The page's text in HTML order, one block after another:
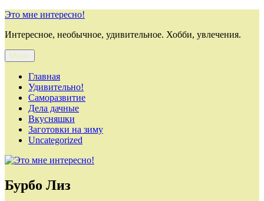
Перейти
содержимому
Это мне интересно!
Интересное, необычное, удивительное. Хобби, увлечения.
Меню
Главная
Удивительно!
Саморазвитие
Дела дачные
Вкусняшки
Заготовки на зиму
Uncategorized
Бурбо Лиз